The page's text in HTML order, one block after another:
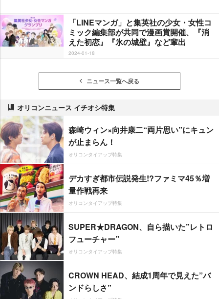
「LINEマンガ」と集英社の少女・女性コ
ミック編集部が共同で漫画賞開催、『消
えた初恋』『氷の城壁』など輩出
2024-01-18
ニュース一覧へ戻る
オリコンニュース イチオシ特集
森崎ウィン×向井康二“両片思い”にキュン
が止まらん！
オリコンタイアップ特集
デカすぎ都市伝説発生!?ファミマ45％増
量作戦再来
オリコンタイアップ特集
SUPER★DRAGON、自ら描いた”レトロ
フューチャー”
オリコンタイアップ特集
CROWN HEAD、結成1周年で見えた”バ
ンドらしさ”